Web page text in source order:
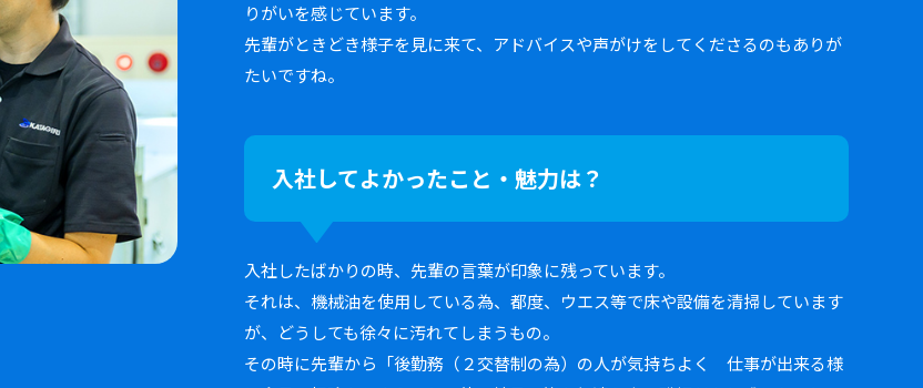
りがいを感じています。
先輩がときどき様子を見に来て、アドバイスや声がけをしてくださるのもありが
たいですね。
入社してよかったこと・魅力は？
入社したばかりの時、先輩の言葉が印象に残っています。
それは、機械油を使用している為、都度、ウエス等で床や設備を清掃しています
が、どうしても徐々に汚れてしまうもの。
その時に先輩から「後勤務（２交替制の為）の人が気持ちよく 仕事が出来る様